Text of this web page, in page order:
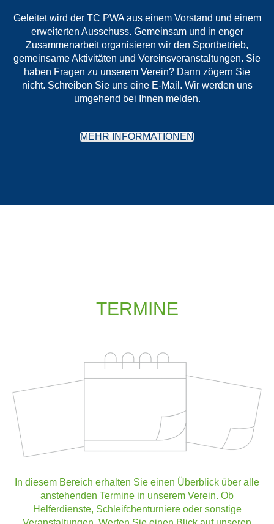
Geleitet wird der TC PWA aus einem Vorstand und einem
erweiterten Ausschuss. Gemeinsam und in enger
Zusammenarbeit organisieren wir den Sportbetrieb,
gemeinsame Aktivitäten und Vereinsveranstaltungen. Sie
haben Fragen zu unserem Verein? Dann zögern Sie
nicht. Schreiben Sie uns eine E-Mail. Wir werden uns
umgehend bei Ihnen melden.
MEHR INFORMATIONEN
TERMINE
In diesem Bereich erhalten Sie einen Überblick über alle
anstehenden Termine in unserem Verein. Ob
Helferdienste, Schleifchenturniere oder sonstige